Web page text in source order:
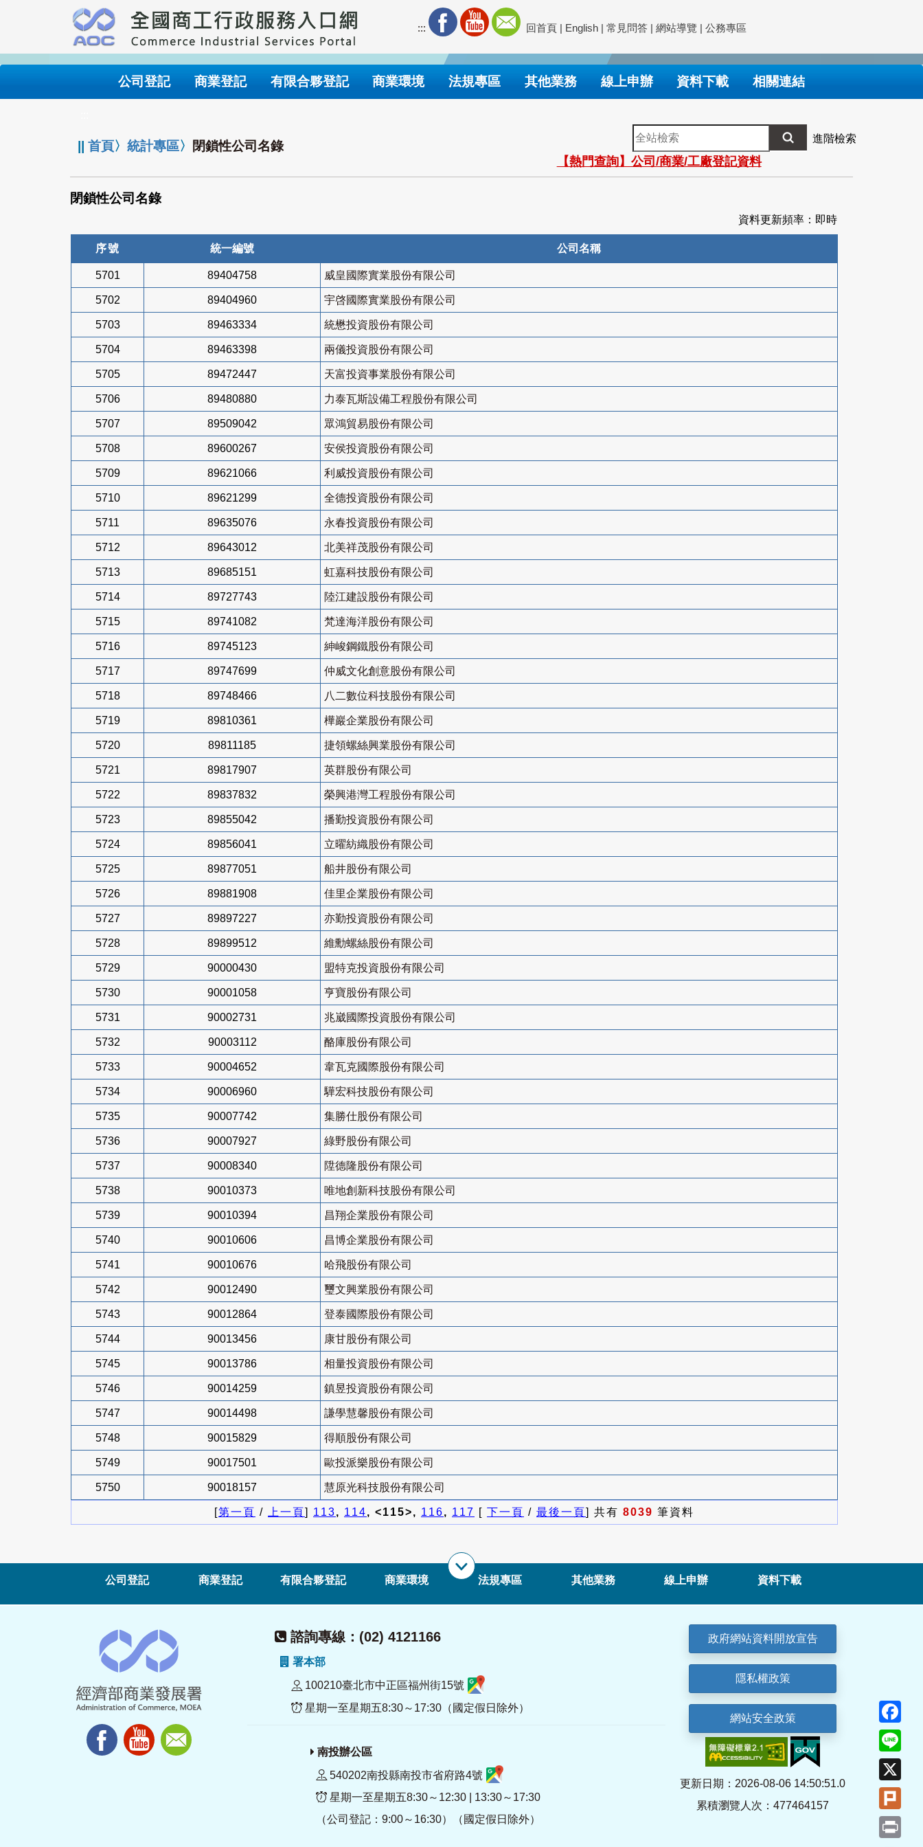
要
內
::: 回首頁 | English | 常見問答 | 網站導覽 | 公務專區
公司登記 商業登記 有限合夥登記 商業環境 法規專區 其他業務 線上申辦 資料下載 相關連結
||首頁〉統計專區〉 閉鎖性公司名錄
全
站
檢
索
進階檢索
【熱門查詢】公司/商業/工廠登記資料
閉鎖性公司名錄
資料更新頻率：即時
序號 統一編號 公司名稱
5701 89404758 威皇國際實業股份有限公司
5702 89404960 宇啓國際實業股份有限公司
5703 89463334 統懋投資股份有限公司
5704 89463398 兩儀投資股份有限公司
5705 89472447 天富投資事業股份有限公司
5706 89480880 力泰瓦斯設備工程股份有限公司
5707 89509042 眾鴻貿易股份有限公司
5708 89600267 安侯投資股份有限公司
5709 89621066 利威投資股份有限公司
5710 89621299 全德投資股份有限公司
5711 89635076 永春投資股份有限公司
5712 89643012 北美祥茂股份有限公司
5713 89685151 虹嘉科技股份有限公司
5714 89727743 陸江建設股份有限公司
5715 89741082 梵達海洋股份有限公司
5716 89745123 紳峻鋼鐵股份有限公司
5717 89747699 仲威文化創意股份有限公司
5718 89748466 八二數位科技股份有限公司
5719 89810361 樺巖企業股份有限公司
5720 89811185 捷領螺絲興業股份有限公司
5721 89817907 英群股份有限公司
5722 89837832 榮興港灣工程股份有限公司
5723 89855042 播勤投資股份有限公司
5724 89856041 立曜紡織股份有限公司
5725 89877051 船井股份有限公司
5726 89881908 佳里企業股份有限公司
5727 89897227 亦勤投資股份有限公司
5728 89899512 維勳螺絲股份有限公司
5729 90000430 盟特克投資股份有限公司
5730 90001058 亨寶股份有限公司
5731 90002731 兆崴國際投資股份有限公司
5732 90003112 酪庫股份有限公司
5733 90004652 韋瓦克國際股份有限公司
5734 90006960 驊宏科技股份有限公司
5735 90007742 集勝仕股份有限公司
5736 90007927 綠野股份有限公司
5737 90008340 陞德隆股份有限公司
5738 90010373 唯地創新科技股份有限公司
5739 90010394 昌翔企業股份有限公司
5740 90010606 昌博企業股份有限公司
5741 90010676 哈飛股份有限公司
5742 90012490 璽文興業股份有限公司
5743 90012864 登泰國際股份有限公司
5744 90013456 康甘股份有限公司
5745 90013786 相量投資股份有限公司
5746 90014259 鎮昱投資股份有限公司
5747 90014498 謙學慧馨股份有限公司
5748 90015829 得順股份有限公司
5749 90017501 歐投派樂股份有限公司
5750 90018157 慧原光科技股份有限公司
[第一頁 / 上一頁] 113, 114, <115>, 116, 117 [ 下一頁 / 最後一頁] 共有 8039 筆資料
公司登記 商業登記 有限合夥登記 商業環境 法規專區 其他業務 線上申辦 資料下載
諮詢專線：(02) 4121166
署本部
100210臺北市中正區福州街15號
星期一至星期五8:30～17:30（國定假日除外）
南投辦公區
540202南投縣南投市省府路4號
星期一至星期五8:30～12:30 | 13:30～17:30
（公司登記：9:00～16:30）（國定假日除外）
政府網站資料開放宣告
隱私權政策
網站安全政策
更新日期：2026-08-06 14:50:51.0
累積瀏覽人次：477464157